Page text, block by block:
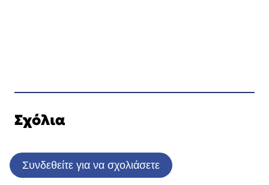
Σχόλια
Συνδεθείτε για να σχολιάσετε